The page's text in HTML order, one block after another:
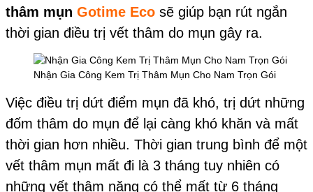
thâm mụn Gotime Eco sẽ giúp bạn rút ngắn
thời gian điều trị vết thâm do mụn gây ra.
Nhận Gia Công Kem Trị Thâm Mụn Cho Nam Trọn Gói
Việc điều trị dứt điểm mụn đã khó, trị dứt những
đốm thâm do mụn để lại càng khó khăn và mất
thời gian hơn nhiều. Thời gian trung bình để một
vết thâm mụn mất đi là 3 tháng tuy nhiên có
những vết thâm nặng có thể mất từ 6 tháng